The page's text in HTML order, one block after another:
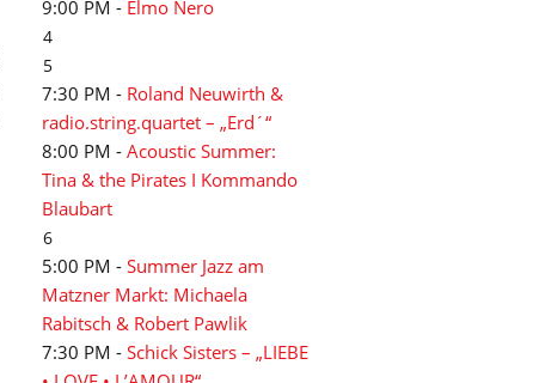
9:00 PM - Elmo Nero
4
5
7:30 PM - Roland Neuwirth &
radio.string.quartet – „Erd´“
8:00 PM - Acoustic Summer:
Tina & the Pirates I Kommando
Blaubart
6
5:00 PM - Summer Jazz am
Matzner Markt: Michaela
Rabitsch & Robert Pawlik
7:30 PM - Schick Sisters – „LIEBE